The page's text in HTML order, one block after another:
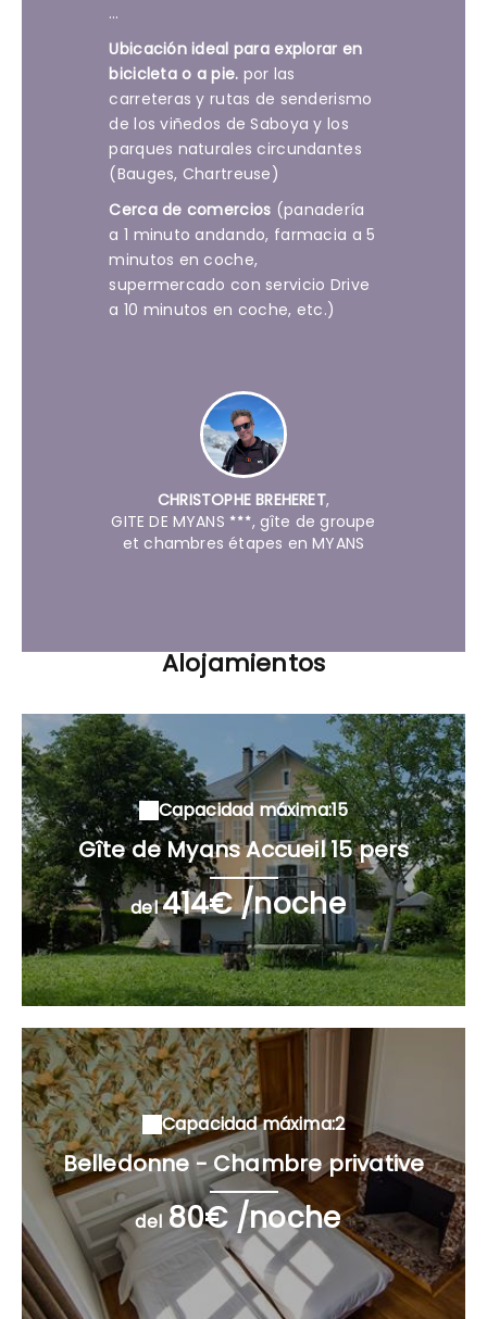
…
Ubicación ideal para explorar en
bicicleta o a pie. por las
carreteras y rutas de senderismo
de los viñedos de Saboya y los
parques naturales circundantes
(Bauges, Chartreuse)
Cerca de comercios (panadería
a 1 minuto andando, farmacia a 5
minutos en coche,
supermercado con servicio Drive
a 10 minutos en coche, etc.)
CHRISTOPHE BREHERET,
GITE DE MYANS
, gîte de groupe
et chambres étapes en MYANS
Alojamientos
Capacidad máxima:15
Gîte de Myans Accueil 15 pers
del414€ /noche
Capacidad máxima:2
Belledonne - Chambre privative
del 80€ /noche